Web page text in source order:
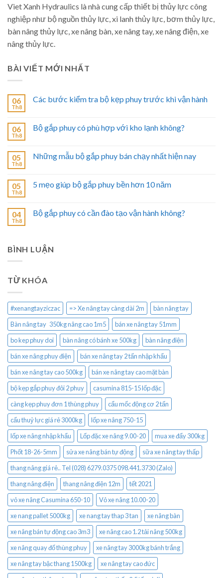
Viet Xanh Hydraulics là nhà cung cấp thiết bị thủy lực công
nghiệp như bộ nguồn thủy lực, xi lanh thủy lực, bơm thủy lực,
bàn nâng thủy lực, xe nâng bàn, xe nâng tay, xe nâng điện, xe
nâng thủy lực.
BÀI VIẾT MỚI NHẤT
06
Th8
Các bước kiểm tra bộ kẹp phuy trước khi vận hành
06
Th8
Bộ gắp phuy có phù hợp với kho lạnh không?
05
Th8
Những mẫu bộ gắp phuy bán chạy nhất hiện nay
05
Th8
5 mẹo giúp bộ gắp phuy bền hơn 10 năm
04
Th8
Bộ gắp phuy có cần đào tạo vận hành không?
BÌNH LUẬN
TỪ KHÓA
#xenangtayziczac => Xe nâng tay càng dài 2m
bàn nâng tay
Bàn nâng tay 350kg nâng cao 1m5
bán xe nâng tay 51mm
bo kep phuy doi
bàn nâng có bánh xe 500kg
bàn nâng điện
bán xe nâng phuy điện
bán xe nâng tay 2 tấn nhập khẩu
bán xe nâng tay cao 500kg
bán xe nâng tay cao mặt bàn
bộ kẹp gắp phuy đôi 2 phuy
casumina 815-15 lốp đặc
càng kẹp phuy đơn 1 thùng phuy
cẩu mốc động cơ 2 tấn
cẩu thuỷ lực giá rẻ 3000kg
lốp xe nâng 750-15
lốp xe nâng nhập khẩu
Lốp đặc xe nâng 9.00-20
mua xe đẩy 300kg
Phốt 18-26-5mm
sửa xe nâng bán tự động
sữa xe nâng tay thấp
thang nâng giá rẻ.. Tel (028) 6279.0375 098.441.3730 (Zalo)
thang nâng điện
thang nâng điện 12m
tết 2021
vỏ xe nâng Casumina 650-10
Vỏ xe nâng 10.00-20
xe nang pallet 5000kg
xe nang tay thap 3 tan
xe nâng bàn
xe nâng bán tự động cao 3m3
xe nâng cao 1.2 tải nâng 500kg
xe nâng quay đổ thùng phuy
xe nâng tay 3000kg bánh trắng
xe nâng tay bậc thang 1500kg
xe nâng tay cao đức